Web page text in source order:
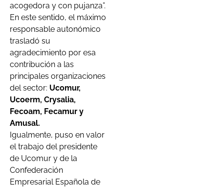
acogedora y con pujanza”.
En este sentido, el máximo
responsable autonómico
trasladó su
agradecimiento por esa
contribución a las
principales organizaciones
del sector: Ucomur,
Ucoerm, Crysalia,
Fecoam, Fecamur y
Amusal.
Igualmente, puso en valor
el trabajo del presidente
de Ucomur y de la
Confederación
Empresarial Española de